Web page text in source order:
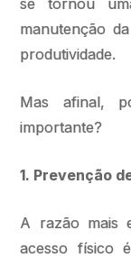
se tornou
manutenção
produtividade.
Mas afinal,
importante?
1. Prevenção
A razão mais
acesso físico